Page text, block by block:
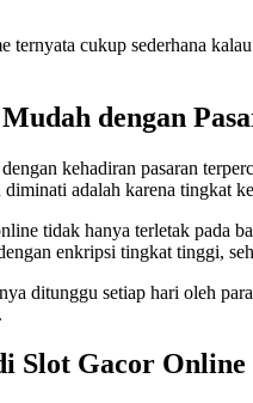
ternyata cukup sederhana
dengan
kehadiran pasaran
diminati adalah karena tingkat
tidak hanya terletak pada
enkripsi tingkat tinggi,
ditunggu setiap hari oleh
Slot Gacor